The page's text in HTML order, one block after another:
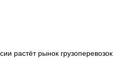
ТЕХНИКА
растёт рынок грузоперевозок